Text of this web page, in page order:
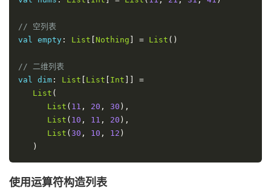
// 空列表
val empty : List Nothing = List ()
// 二维列表
val dim : List List Int
=
List (
List ( 11 , 20 , 30 ),
List ( 10 , 11 , 20 ),
List ( 30 , 10 , 12 )
)
使用运算符构造列表